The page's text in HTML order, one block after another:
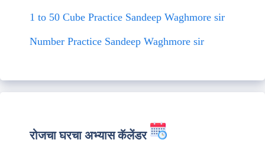
1 to 50 Cube Practice Sandeep Waghmore sir
Number Practice Sandeep Waghmore sir
रोजचा घरचा अभ्यास कॅलेंडर